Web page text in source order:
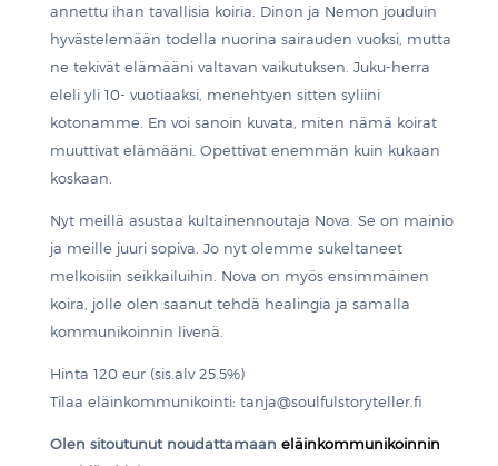
annettu ihan tavallisia koiria. Dinon ja Nemon jouduin
hyvästelemään todella nuorina sairauden vuoksi, mutta
ne tekivät elämääni valtavan vaikutuksen. Juku-herra
eleli yli 10- vuotiaaksi, menehtyen sitten syliini
kotonamme. En voi sanoin kuvata, miten nämä koirat
muuttivat elämääni. Opettivat enemmän kuin kukaan
koskaan.
Nyt meillä asustaa kultainennoutaja Nova. Se on mainio
ja meille juuri sopiva. Jo nyt olemme sukeltaneet
melkoisiin seikkailuihin. Nova on myös ensimmäinen
koira, jolle olen saanut tehdä healingia ja samalla
kommunikoinnin livenä.
Hinta 120 eur (sis.alv 25.5%)
Tilaa eläinkommunikointi: tanja@soulfulstoryteller.fi
Olen sitoutunut noudattamaan eläinkommunikoinnin